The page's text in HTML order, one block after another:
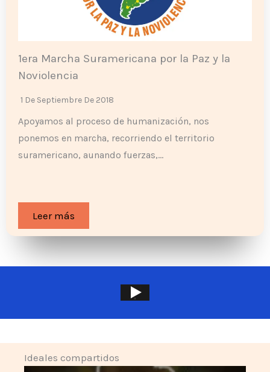
1era Marcha Suramericana por la Paz y la
Noviolencia
1 De Septiembre De 2018
Apoyamos al proceso de humanización, nos
ponemos en marcha, recorriendo el territorio
suramericano, aunando fuerzas,…
Leer más
Ideales compartidos